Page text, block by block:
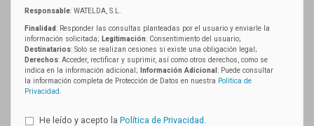
Responsable: WATELDA, S.L.
Finalidad: Responder las consultas planteadas por el usuario y enviarle la
información solicitada; Legitimación: Consentimiento del usuario;
Destinatarios: Solo se realizan cesiones si existe una obligación legal;
Derechos: Acceder, rectificar y suprimir, así como otros derechos, como se
indica en la información adicional;
Información Adicional : Puede consultar
la información completa de Protección de Datos en nuestra Política de
Privacidad
He leído y acepto la Política de Privacidad